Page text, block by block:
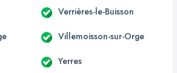
Verrières-le-Buisson
Villemoisson-sur-Orge
Yerres